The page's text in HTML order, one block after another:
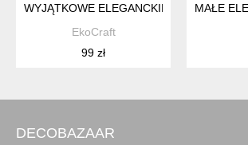
WYJĄTKOWE ELEGANCKIE KOLCZYKI Z
EkoCraft
99 zł
MAŁE
DECOBAZAAR